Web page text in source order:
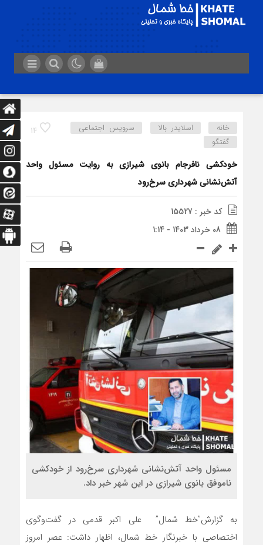
14 خانه اسلایدر بالا
سرویس اجتماعی
گفتگو
خودکشی نافرجام بانوی شیرازی به روایت مسئول واحد
آتش‌نشانی شهرداری سرخ‌رود
کد خبر : 15527
08 خرداد 1403 - 1:14
مسئول واحد آتش‌نشانی شهرداری سرخ‌رود از خودکشی
ناموفق بانوی شیرازی در این شهر خبر داد.
به گزارش”خط شمال” علی اکبر قدمی در گفت‌وگوی
اختصاصی با خبرنگار خط شمال، اظهار داشت: عصر امروز